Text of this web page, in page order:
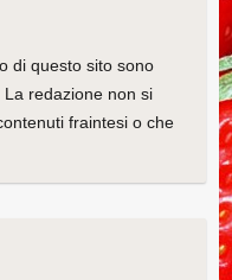
di questo sito sono
redazione non si
fraintesi o che